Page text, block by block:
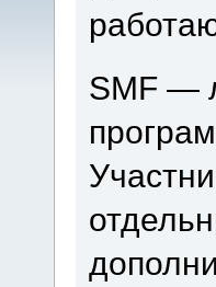
SMF —